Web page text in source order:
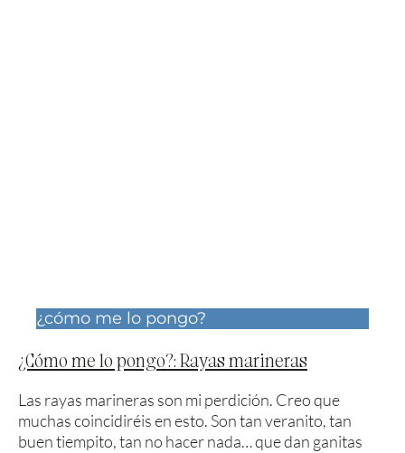
¿cómo me lo pongo?
¿Cómo me lo pongo?: Rayas marineras
Las rayas marineras son mi perdición. Creo que
muchas coincidiréis en esto. Son tan veranito, tan
buen tiempito, tan no hacer nada… que dan ganitas